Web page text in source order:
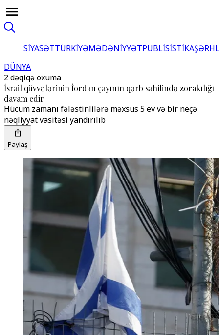
SİYASƏTTÜRKİYƏMƏDƏNİYYƏTPUBLİSİSTİKA
DÜNYA
2 dəqiqə oxuma
İsrail qüvvələrinin İordan çayının qərb sahilində zorakılığı
davam edir
Hücum zamanı fələstinlilərə məxsus 5 ev və bir neçə
nəqliyyat vasitəsi yandırılıb
Paylaş